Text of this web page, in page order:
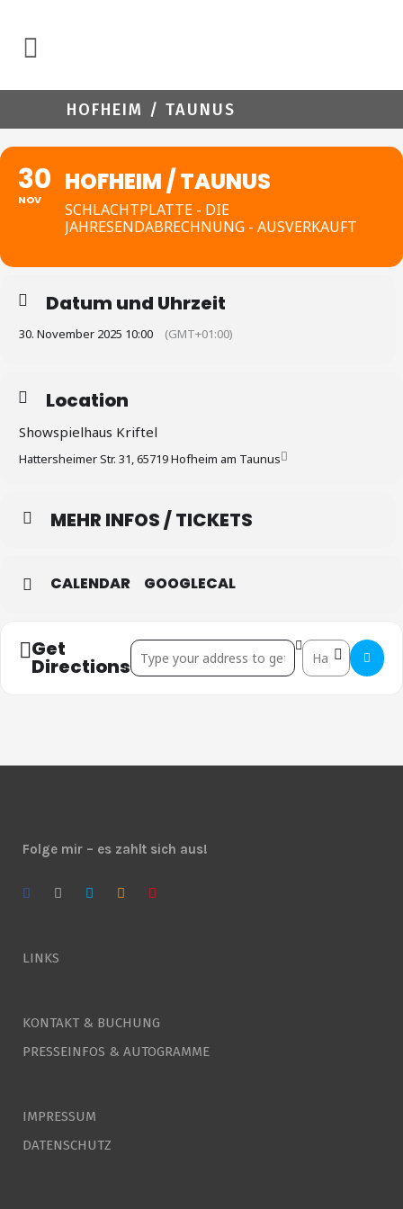
HOFHEIM / TAUNUS
30
NOV
HOFHEIM / TAUNUS
SCHLACHTPLATTE - DIE
JAHRESENDABRECHNUNG - AUSVERKAUFT
Datum und Uhrzeit
30. November 2025 10:00 (GMT+01:00)
Location
Showspielhaus Kriftel
Hattersheimer Str. 31, 65719 Hofheim am Taunus
MEHR INFOS / TICKETS
CALENDAR GOOGLECAL
Get
Directions
Address - Hofheim / Taunus []Destination
Folge mir – es zahlt sich aus!
LINKS
KONTAKT & BUCHUNG
PRESSEINFOS & AUTOGRAMME
IMPRESSUM
DATENSCHUTZ